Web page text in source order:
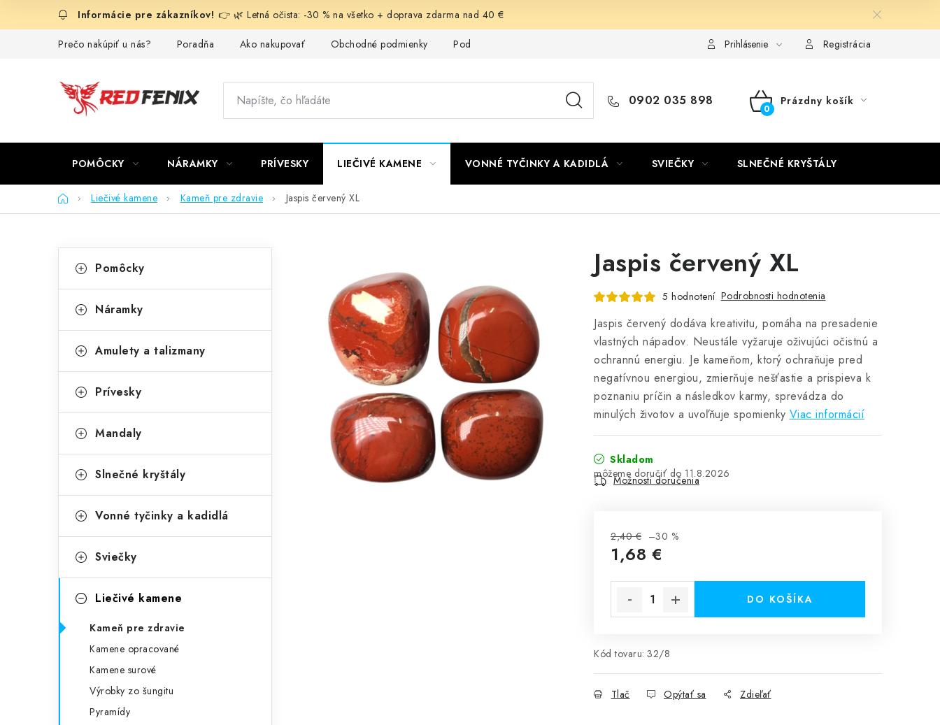
👉 🌿 Letná očista: -30 % na všetko + doprava zdarma nad 40 €
Prečo nakúpiť u nás? Poradňa Ako nakupovať Obchodné podmienky Podmienky ochrany osobných údajov Doprava a platba Certifikáty
Prihlásenie Registrácia
0902 035 898
NÁKUPNÝ
Prázdny košík
POMÔCKY NÁRAMKY PRÍVESKY LIEČIVÉ KAMENE VONNÉ TYČINKY A KADIDLÁ SVIEČKY SLNEČNÉ KRYŠTÁLY
DomovLiečivé kamene Kameň pre zdravie Jaspis červený XL
o
n
ý
a
n
l
kategórie
a
e
ó
i
Pomôcky
Náramky
Amulety a talizmany
Prívesky
Mandaly
Slnečné kryštály
Vonné tyčinky a kadidlá
Sviečky
Liečivé kamene
Kameň pre zdravie
Kamene opracované
Kamene surové
Výrobky zo šungitu
Pyramídy
Jaspis červený XL
5 hodnotení Podrobnosti hodnotenia
Jaspis červený dodáva kreativitu, pomáha na presadenie
vlastných nápadov. Neustále vyžaruje oživujúci očistnú a
ochrannú energiu. Je kameňom, ktorý ochraňuje pred
negatívnou energiou, zmierňuje nešťastie a prispieva k
poznaniu príčin a následkov karmy, sprevádza do
minulých životov a uvoľňuje spomienky Viac informácií
Skladom
11.8.2026
Možnosti doručenia
2,40 € –30 %
1,68 €
DO KOŠÍKA
Kód tovaru: 32/8
Tlač Opýtať sa Zdieľať